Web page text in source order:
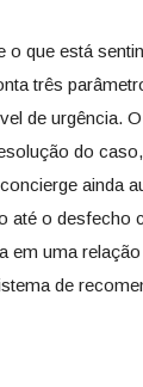
que está
três
de urgência.
do
ainda
até o desfecho
em uma
de